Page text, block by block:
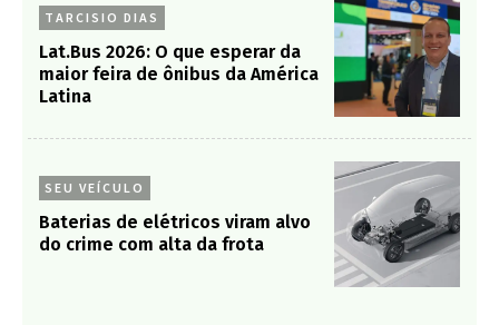
TARCISIO DIAS
Lat.Bus 2026: O que esperar da
maior feira de ônibus da América
Latina
SEU VEÍCULO
Baterias de elétricos viram alvo
do crime com alta da frota